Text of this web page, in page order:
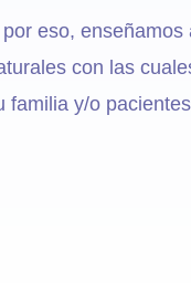
eso,
con las
familia y/o